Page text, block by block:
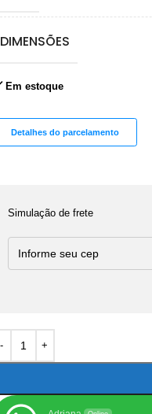
DIMENSÕES
Em estoque
Detalhes do parcelamento
Simulação de frete